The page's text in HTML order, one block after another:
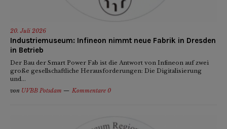
20. Juli 2026
Industriemuseum: Infineon nimmt neue Fabrik in Dresden
in Betrieb
Der Bau der Smart Power Fab ist die Antwort von Infineon auf zwei
große gesellschaftliche Herausforderungen: Die Digitalisierung
und...
von UVBB Potsdam Kommentare 0